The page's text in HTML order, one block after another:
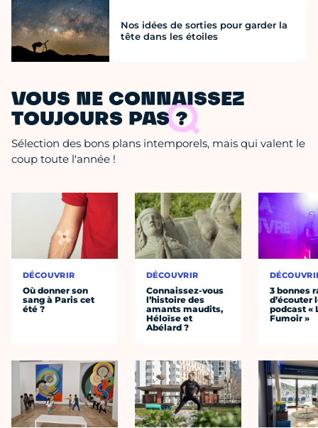
Nos idées de sorties pour garder la
tête dans les étoiles
VOUS NE CONNAISSEZ
TOUJOURS PAS ?
Sélection des bons plans intemporels, mais qui valent le
coup toute l'année !
DÉCOUVRIR
Où donner son
sang à Paris cet
été ?
DÉCOUVRIR
Connaissez-vous
l’histoire des
amants maudits,
Héloïse et
Abélard ?
3 bonnes
d’écouter
podcast «
Fumoir »